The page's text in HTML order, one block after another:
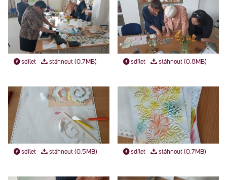
sdílet stáhnout (0.7MB) sdílet stáhnout (0.8MB)
sdílet stáhnout (0.5MB) sdílet stáhnout (0.7MB)